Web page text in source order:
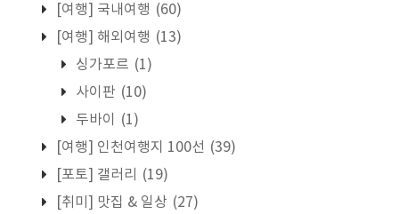
[여행] 국내여행 (60)
[여행] 해외여행 (13)
싱가포르 (1)
사이판 (10)
두바이
(1)
[여행] 인천여행지 100선 (39)
[포토] 갤러리
(19)
[취미] 맛집 & 일상 (27)